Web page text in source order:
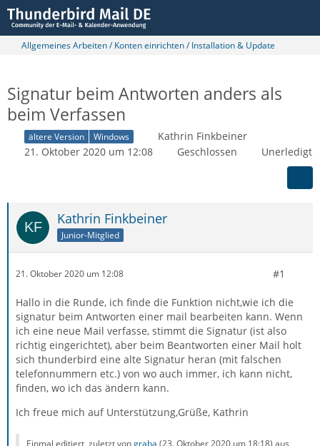
Allgemeines Arbeiten / Konten einrichten / Installation & Update
Signatur beim Antworten anders als
beim Verfassen
ältere Version Windows
Kathrin Finkbeiner
21. Oktober 2020 um 12:08
Geschlossen Unerledigt
Kathrin Finkbeiner
Junior-Mitglied
21. Oktober 2020 um 12:08 #1
Hallo in die Runde, ich finde die Funktion nicht,wie ich die
signatur beim Antworten einer mail bearbeiten kann. Wenn
ich eine neue Mail verfasse, stimmt die Signatur (ist also
richtig eingerichtet), aber beim Beantworten einer Mail holt
sich thunderbird eine alte Signatur heran (mit falschen
telefonnummern etc.) von wo auch immer, ich kann nicht,
finden, wo ich das ändern kann.
Ich freue mich auf Unterstützung,Grüße, Kathrin
Einmal editiert, zuletzt vongraba (23. Oktober 2020 um 18:18) aus